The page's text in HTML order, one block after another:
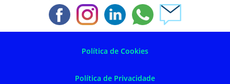
Política de Cookies
Política de Privacidade